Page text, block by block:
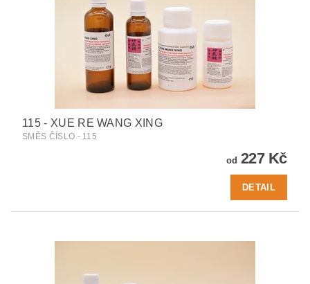
115 - XUE RE WANG XING
SMĚS ČÍSLO - 115
od 227 Kč
DETAIL